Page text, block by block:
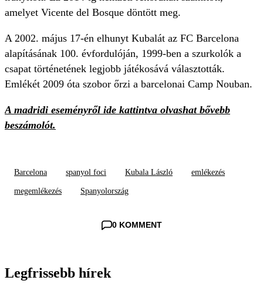
amelyet Vicente del Bosque döntött meg.
A 2002. május 17-én elhunyt Kubalát az FC Barcelona
alapításának 100. évfordulóján, 1999-ben a szurkolók a
csapat történetének legjobb játékosává választották.
Emlékét 2009 óta szobor őrzi a barcelonai Camp Nouban.
A madridi eseményről ide kattintva olvashat bővebb
beszámolót.
Barcelona spanyol foci Kubala László emlékezés
megemlékezés Spanyolország
0 KOMMENT
Legfrissebb hírek